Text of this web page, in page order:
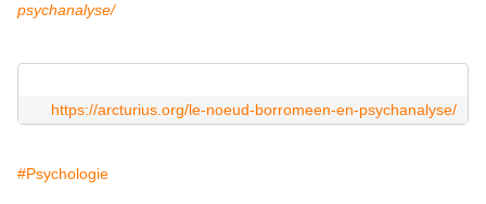
psychanalyse/
https://arcturius.org/le-noeud-borromeen-en-psychanalyse/
#Psychologie